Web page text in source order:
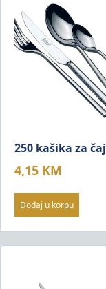
250 kašika za čaj
4,15 KM
Dodaj u korpu